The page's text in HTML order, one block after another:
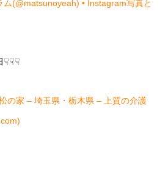
(@matsunoyeah) • Instagram写真と
☟☟☟
の家 – 埼玉県・栃木県 – 上質の介護